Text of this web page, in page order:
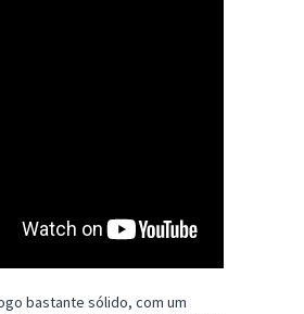
bastante sólido, com um